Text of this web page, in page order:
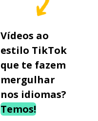
Vídeos ao
estilo TikTok
que te fazem
mergulhar
nos idiomas?
Temos!